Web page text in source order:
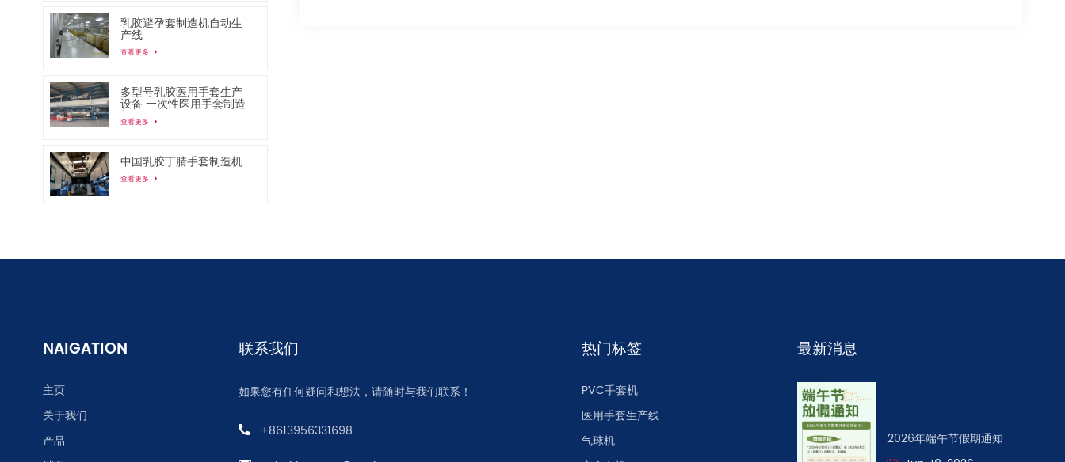
乳胶避孕套制造机自动生
产线
查看更多
多型号乳胶医用手套生产
设备 一次性医用手套制造
机
查看更多
中国乳胶丁腈手套制造机
查看更多
NAIGATION
主页
关于我们
产品
联系我们
如果您有任何疑问和想法，请随时与我们联系！
+8613956331698
热门标签
PVC手套机
医用手套生产线
气球机
最新消息
2026年端午节假期通知